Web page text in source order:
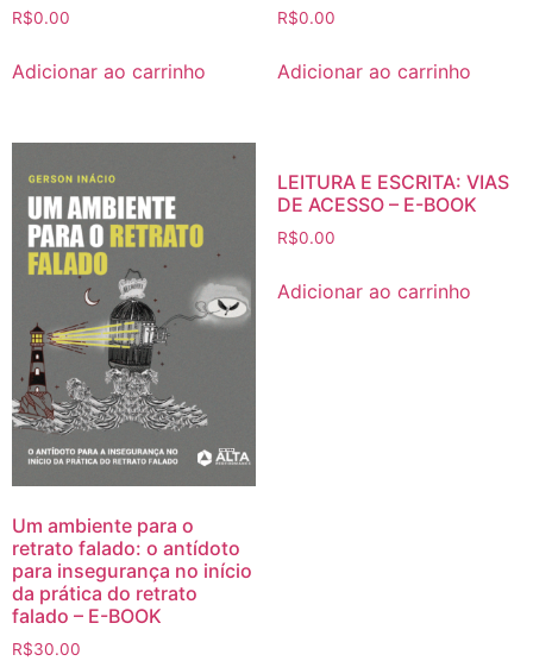
R$0.00
Adicionar ao carrinho
R$0.00
Adicionar ao carrinho
Um ambiente para o
retrato falado: o antídoto
para insegurança no início
da prática do retrato
falado – E-BOOK
R$30.00
LEITURA E ESCRITA: VIAS
DE ACESSO – E-BOOK
R$0.00
Adicionar ao carrinho